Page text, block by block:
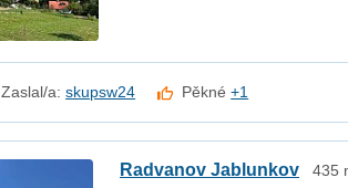
Zaslal/a:skupsw24 Pěkné+1
Radvanov Jablunkov
435